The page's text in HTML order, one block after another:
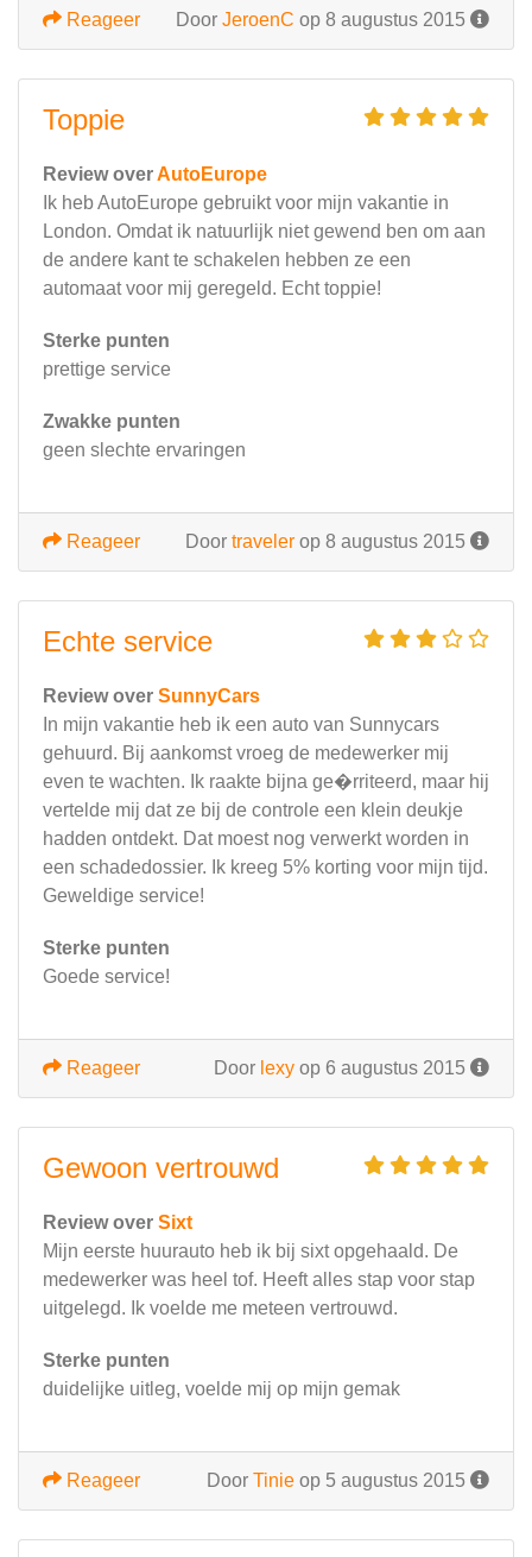
Door JeroenC op 8 augustus 2015
Reageer
Toppie
Review overAutoEurope
Ik heb AutoEurope gebruikt voor mijn vakantie in
London. Omdat ik natuurlijk niet gewend ben om aan
de andere kant te schakelen hebben ze een
automaat voor mij geregeld. Echt toppie!
Sterke punten
prettige service
Zwakke punten
geen slechte ervaringen
Door traveler op 8 augustus 2015
Reageer
Echte service
Review over SunnyCars
In mijn vakantie heb ik een auto van Sunnycars
gehuurd. Bij aankomst vroeg de medewerker mij
even te wachten. Ik raakte bijna ge�rriteerd, maar hij
vertelde mij dat ze bij de controle een klein deukje
hadden ontdekt. Dat moest nog verwerkt worden in
een schadedossier. Ik kreeg 5% korting voor mijn tijd.
Geweldige service!
Sterke punten
Goede service!
Door lexy op 6 augustus 2015
Reageer
Gewoon vertrouwd
Review over Sixt
Mijn eerste huurauto heb ik bij sixt opgehaald. De
medewerker was heel tof. Heeft alles stap voor stap
uitgelegd. Ik voelde me meteen vertrouwd.
Sterke punten
duidelijke uitleg, voelde mij op mijn gemak
Door Tinie op 5 augustus 2015
Reageer